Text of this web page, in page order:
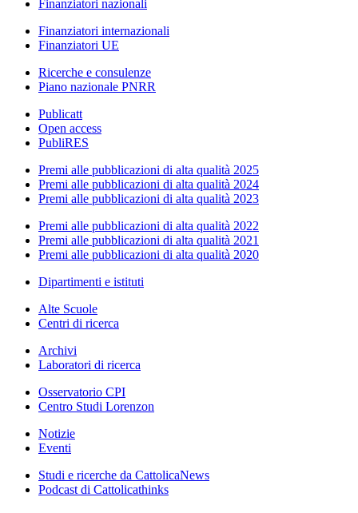
Finanziatori nazionali
Finanziatori internazionali
Finanziatori UE
Ricerche e consulenze
Piano nazionale PNRR
Publicatt
Open access
PubliRES
Premi alle pubblicazioni di alta qualità 2025
Premi alle pubblicazioni di alta qualità 2024
Premi alle pubblicazioni di alta qualità 2023
Premi alle pubblicazioni di alta qualità 2022
Premi alle pubblicazioni di alta qualità 2021
Premi alle pubblicazioni di alta qualità 2020
Dipartimenti e istituti
Alte Scuole
Centri di ricerca
Archivi
Laboratori di ricerca
Osservatorio CPI
Centro Studi Lorenzon
Notizie
Eventi
Studi e ricerche da CattolicaNews
Podcast di Cattolicathinks